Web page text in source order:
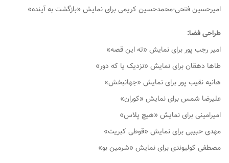
امیرحسین فتحی-محمدحسین کریمی برای نمایش «بازگشت به آینده»
طراحی فضا:
امیر رجب پور برای نمایش «ته این قصه»
طاها دهقان برای نمایش «نزدیک یا که دور»
هانیه نقیب پور برای نمایش «جهانبخش»
علیرضا شمس برای نمایش «کوران»
امیرامینی برای نمایش «هیچ پلاس»
مهدی حبیبی برای نمایش «قوطی کبریت»
مصطفی کولیوندی برای نمایش «شرمین بو»